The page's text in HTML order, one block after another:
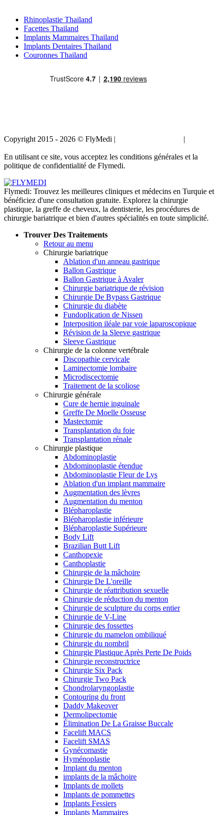
Rhinoplastie Thailand
Facettes Thailand
Implants Mammaires Thailand
Implants Dentaires Thailand
Couronnes Thailand
Copyright 2015 - 2026 © FlyMedi | |
En utilisant ce site, vous acceptez les conditions générales et la
politique de confidentialité de Flymedi.
Flymedi: Trouvez les meilleures cliniques et médecins en Turquie et
bénéficiez d'une consultation gratuite. Explorez la chirurgie
plastique, la greffe de cheveux, la dentisterie, les procédures de
chirurgie bariatrique et bien d'autres spécialités en toute simplicité.
Trouver Des Traitements
Retour au menu
Chirurgie bariatrique
Ablation d'un anneau gastrique
Ballon Gastrique
Ballon Gastrique à Avaler
Chirurgie bariatrique de révision
Chirurgie De Bypass Gastrique
Chirurgie du diabète
Fundoplication de Nissen
Interposition iléale par voie laparoscopique
Révision de la Sleeve gastrique
Sleeve Gastrique
Chirurgie de la colonne vertébrale
Discopathie cervicale
Laminectomie lombaire
Microdiscectomie
Traitement de la scoliose
Chirurgie générale
Cure de hernie inguinale
Greffe De Moelle Osseuse
Mastectomie
Transplantation du foie
Transplantation rénale
Chirurgie plastique
Abdominoplastie
Abdominoplastie étendue
Abdominoplastie Fleur de Lys
Ablation d'un implant mammaire
Augmentation des lèvres
Augmentation du menton
Blépharoplastie
Blépharoplastie inférieure
Blépharoplastie Supérieure
Body Lift
Brazilian Butt Lift
Canthopexie
Canthoplastie
Chirurgie de la mâchoire
Chirurgie De L'oreille
Chirurgie de réattribution sexuelle
Chirurgie de réduction du menton
Chirurgie de sculpture du corps entier
Chirurgie de V-Line
Chirurgie des fossettes
Chirurgie du mamelon ombiliqué
Chirurgie du nombril
Chirurgie Plastique Après Perte De Poids
Chirurgie reconstructrice
Chirurgie Six Pack
Chirurgie Two Pack
Chondrolaryngoplastie
Contouring du front
Daddy Makeover
Dermolipectomie
Élimination De La Graisse Buccale
Facelift MACS
Facelift SMAS
Gynécomastie
Hyménoplastie
Implant du menton
implants de la mâchoire
Implants de mollets
Implants de pommettes
Implants Fessiers
Implants Mammaires